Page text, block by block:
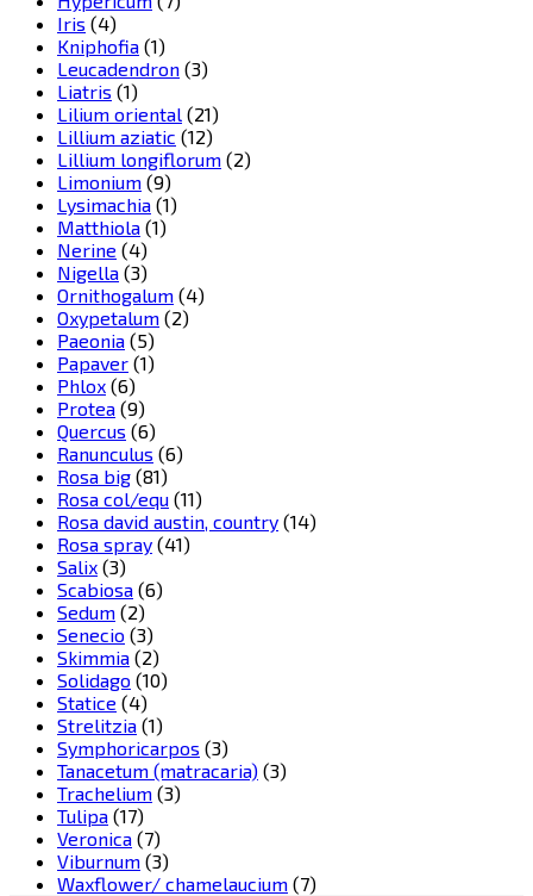
Iris (4)
Kniphofia (1)
Leucadendron (3)
Liatris (1)
Lilium oriental (21)
Lillium aziatic (12)
Lillium longiflorum (2)
Limonium (9)
Lysimachia (1)
Matthiola (1)
Nerine (4)
Nigella (3)
Ornithogalum (4)
Oxypetalum (2)
Paeonia (5)
Papaver (1)
Phlox (6)
Protea (9)
Quercus (6)
Ranunculus (6)
Rosa big (81)
Rosa col/equ (11)
Rosa david austin, country (14)
Rosa spray (41)
Salix (3)
Scabiosa (6)
Sedum (2)
Senecio (3)
Skimmia (2)
Solidago (10)
Statice (4)
Strelitzia (1)
Symphoricarpos (3)
Tanacetum (matracaria) (3)
Trachelium (3)
Tulipa (17)
Veronica (7)
Viburnum (3)
Waxflower/ chamelaucium (7)